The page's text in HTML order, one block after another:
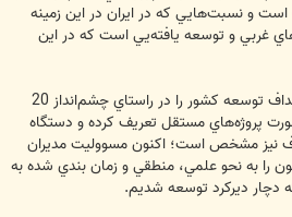
و نسبت‌هايي كه در ايران در اين زمينه
غربي و توسعه يافته‌يي است كه در اين
جهانگرد خاطرنشان كرد: تكفا اهداف توسعه كشور را در راستاي چشم‌انداز 20
پروژه‌هاي مستقل تعريف كرده و دستگاه
نيز مشخص است؛ اكنون مسووليت مديران
را به نحو علمي، منطقي و زمان بندي شده به
دچار ديركرد توسعه شديم.